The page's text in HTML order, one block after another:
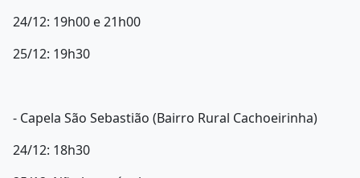
24/12: 19h00 e 21h00
25/12: 19h30
- Capela São Sebastião (Bairro Rural Cachoeirinha)
24/12: 18h30